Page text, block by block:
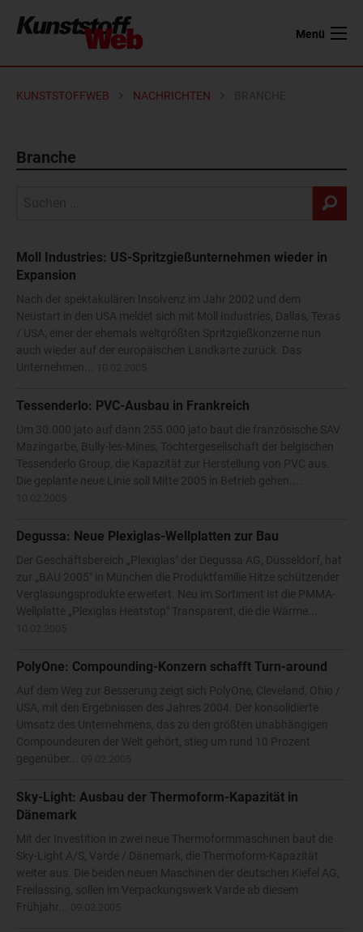
Menü
KUNSTSTOFFWEB NACHRICHTEN
Branche
Moll Industries: US-Spritzgießunternehmen wieder in
Expansion
Nach der spektakulären Insolvenz im Jahr 2002 und dem
Neustart in den USA meldet sich mit Moll Industries, Dallas, Texas
/ USA, einer der ehemals weltgrößten Spritzgießkonzerne nun
auch wieder auf der europäischen Landkarte zurück. Das
Unternehmen...
Tessenderlo: PVC-Ausbau in Frankreich
Um 30.000 jato auf dann 255.000 jato baut die französische SAV
Mazingarbe, Bully-les-Mines, Tochtergesellschaft der belgischen
Tessenderlo Group, die Kapazität zur Herstellung von PVC aus.
Die geplante neue Linie soll Mitte 2005 in Betrieb gehen....
Degussa: Neue Plexiglas-Wellplatten zur Bau
Der Geschäftsbereich „Plexiglas" der Degussa AG, Düsseldorf, hat
zur „BAU 2005" in München die Produktfamilie Hitze schützender
Verglasungsprodukte erweitert. Neu im Sortiment ist die PMMA-
Wellplatte „Plexiglas Heatstop" Transparent, die die Wärme...
PolyOne: Compounding-Konzern schafft Turn-around
Auf dem Weg zur Besserung zeigt sich PolyOne, Cleveland, Ohio /
USA, mit den Ergebnissen des Jahres 2004. Der konsolidierte
Umsatz des Unternehmens, das zu den größten unabhängigen
Compoundeuren der Welt gehört, stieg um rund 10 Prozent
gegenüber...
Sky-Light: Ausbau der Thermoform-Kapazität in
Dänemark
Mit der Investition in zwei neue Thermoformmaschinen baut die
Sky-Light A/S, Varde / Dänemark, die Thermoform-Kapazität
weiter aus. Die beiden neuen Maschinen der deutschen Kiefel AG,
Freilassing, sollen im Verpackungswerk Varde ab diesem
Frühjahr...